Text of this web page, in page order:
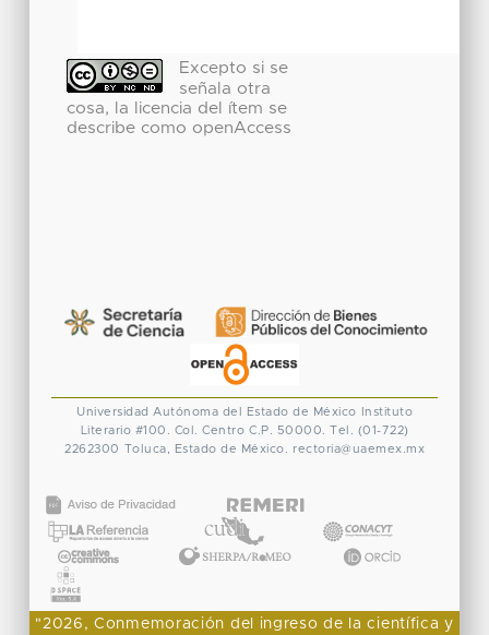
Excepto si se
señala otra
cosa, la licencia del ítem se
describe como openAccess
Universidad Autónoma del Estado de México
Instituto
Literario #100. Col. Centro C.P. 50000. Tel. (01-722)
2262300 Toluca, Estado de México. rectoria@uaemex.mx
"2026, Conmemoración del ingreso de la científica y